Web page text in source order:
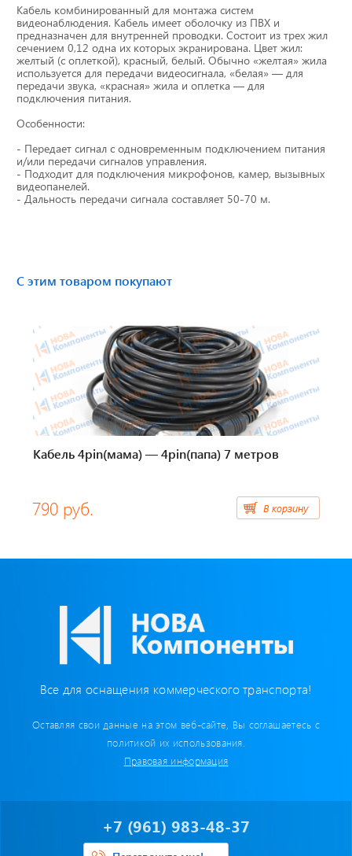
Видеонаблюдение на транспорте
GPS и ГЛОНАСС трекеры
Датчики уровня топлива
Блоки СКЗИ (НКМ)
Тахографы
Элементы питания
Автоклимат
Картриджи для принтеров этикеток
Короба для тахографов
Переходники, оси датчиков скорости
Бумага для тахографа
Предохранители/ Преобразователи/ Реле
Изоляционные материалы,гофра
Хомуты пластиковые
Кабель комбинированный для монтажа систем
видеонаблюдения. Кабель имеет оболочку из ПВХ и
предназначен для внутренней проводки. Состоит из трех жил
сечением 0,12 одна их которых экранирована. Цвет жил:
желтый (с оплеткой), красный, белый. Обычно «желтая» жила
используется для передачи видеосигнала, «белая» — для
передачи звука, «красная» жила и оплетка — для
подключения питания.
Особенности:
- Передает сигнал с одновременным подключением питания
и/или передачи сигналов управления.
- Подходит для подключения микрофонов, камер, вызывных
видеопанелей.
- Дальность передачи сигнала составляет 50-70 м.
С этим товаром покупают
Кабель 4pin(мама) — 4pin(папа) 7 метров
790 руб. В корзину
Все для оснащения коммерческого транспорта!
Оставляя свои данные на этом веб-сайте, Вы соглашаетесь с
политикой их использования.
Правовая информация
+7 (961) 983-48-37